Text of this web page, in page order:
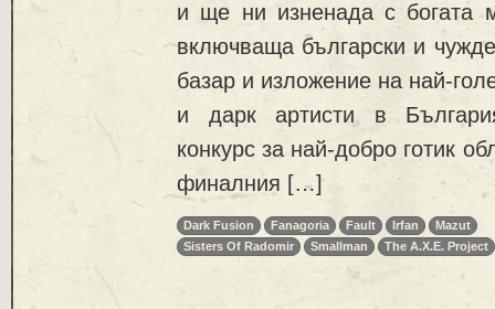
и ще ни изненада с богата
включваща български и
базар и изложение на най-
и дарк артисти в
конкурс за най-добро готик
финалния […]
Dark Fusion Fanagoria Fault Irfan
Mazut
Sisters Of Radomir
Smallman The A.X.E. Project